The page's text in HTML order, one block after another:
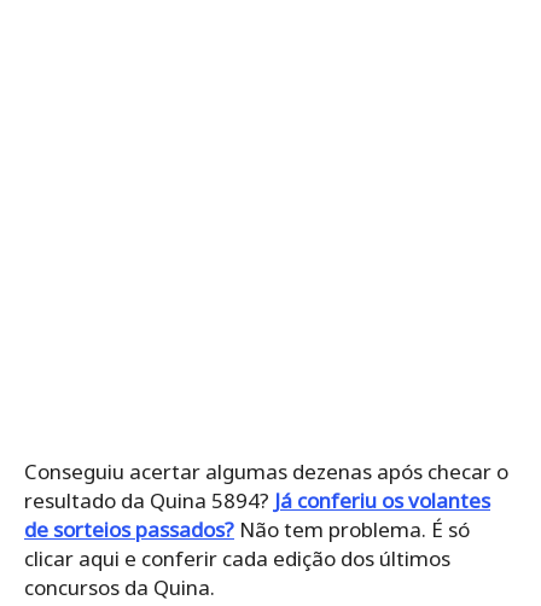
Conseguiu acertar algumas dezenas após checar o
resultado da Quina 5894? Já conferiu os volantes
de sorteios passados? Não tem problema. É só
clicar aqui e conferir cada edição dos últimos
concursos da Quina.